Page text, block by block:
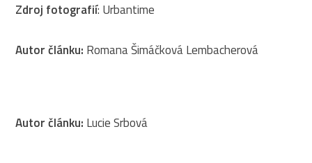
Zdroj fotografií: Urbantime
Autor článku: Romana Šimáčková Lembacherová
Autor článku: Lucie Srbová